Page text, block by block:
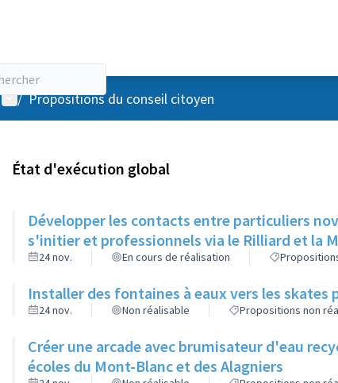
Menu utilisateur
/ Propositions du conseil citoyen
État d'exécution global
Développer les contacts entre particuliers
s'initier et professionnels via le Rilliard et la
24 nov. En cours de réalisation
Installer des fontaines à eaux vers les skates
24 nov. Non réalisable Propositions non
Créer une arcade avec brumisateur d'eau
écoles du Mont-Blanc et des Alagniers